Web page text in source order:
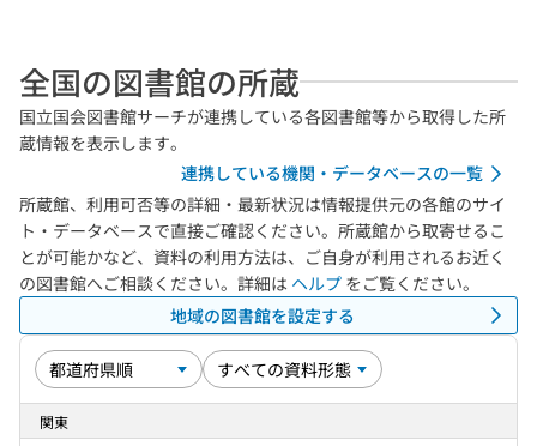
全国の図書館の所蔵
国立国会図書館サーチが連携している各図書館等から取得した所
蔵情報を表示します。
連携している機関・データベースの一覧
所蔵館、利用可否等の詳細・最新状況は情報提供元の各館のサイ
ト・データベースで直接ご確認ください。所蔵館から取寄せるこ
とが可能かなど、資料の利用方法は、ご自身が利用されるお近く
の図書館へご相談ください。詳細は ヘルプ をご覧ください。
地域の図書館を設定する
関東